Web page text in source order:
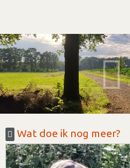
Wat doe ik nog meer?